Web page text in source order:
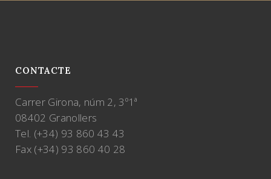
CONTACTE
Carrer Girona, núm 2, 3º1ª
08402 Granollers
Tel. (+34) 93 860 43 43
Fax (+34) 93 860 40 28